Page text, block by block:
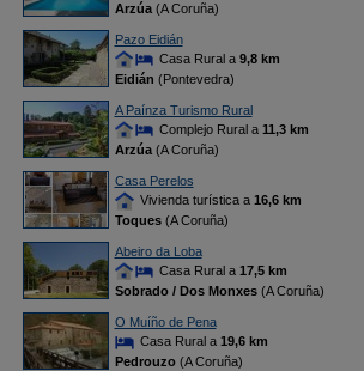
Arzúa(A Coruña)
Pazo Eidián
Casa Rural a 9,8 km
Eidián (Pontevedra)
A Paínza Turismo Rural
Complejo Rural a 11,3 km
Arzúa(A Coruña)
Casa Perelos
Vivienda turística a 16,6 km
Toques(A Coruña)
Abeiro da Loba
Casa Rural a 17,5 km
Sobrado / Dos Monxes(A Coruña)
O Muíño de Pena
Casa Rural a 19,6 km
Pedrouzo(A Coruña)